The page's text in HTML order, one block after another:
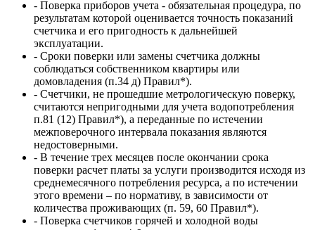
- Поверка приборов учета - обязательная процедура, по
результатам которой оценивается точность показаний
счетчика и его пригодность к дальнейшей
эксплуатации.
- Сроки поверки или замены счетчика должны
соблюдаться собственником квартиры или
домовладения (п.34 д) Правил*).
- Счетчики, не прошедшие метрологическую поверку,
считаются непригодными для учета водопотребления
п.81 (12) Правил*), а переданные по истечении
межповерочного интервала показания являются
недостоверными.
- В течение трех месяцев после окончании срока
поверки расчет платы за услуги производится исходя из
среднемесячного потребления ресурса, а по истечении
этого времени – по нормативу, в зависимости от
количества проживающих (п. 59, 60 Правил*).
- Поверка счетчиков горячей и холодной воды